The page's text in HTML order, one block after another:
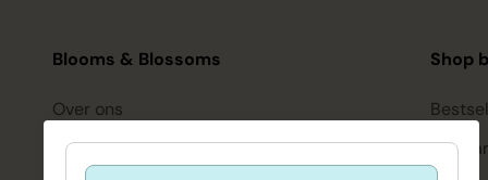
Blooms & Blossoms
Over ons
Ondersteuning en advies via:
088-6063800
Shop